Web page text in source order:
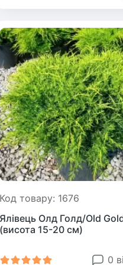
Код товару: 1676
Ялівець Олд Голд/Old
(висота 15-20 см)
0